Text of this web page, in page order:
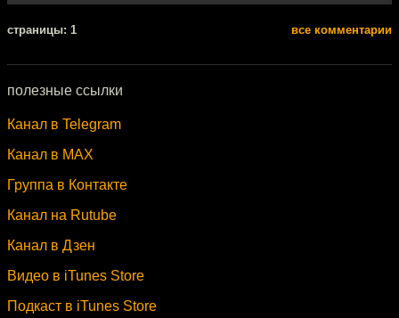
cтраницы: 1 все комментарии
полезные ссылки
Канал в Telegram
Канал в MAX
Группа в Контакте
Канал на Rutube
Канал в Дзен
Видео в iTunes Store
Подкаст в iTunes Store